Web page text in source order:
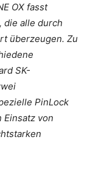
OX fasst
die alle durch
überzeugen. Zu
SK-
PinLock
Einsatz von